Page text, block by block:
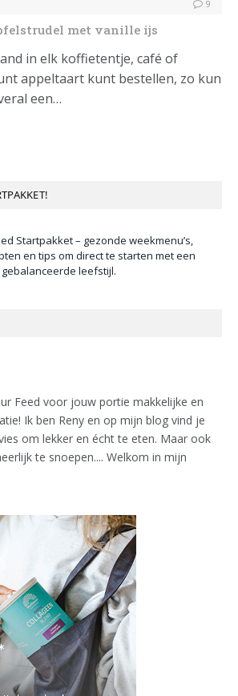
9
met vanille ijs
in elk koffietentje, café of
appeltaart kunt bestellen, zo kun
een…
Feed voor jouw portie makkelijke en
Ik ben Reny en op mijn blog vind je
om lekker en écht te eten. Maar ook
te snoepen.... Welkom in mijn